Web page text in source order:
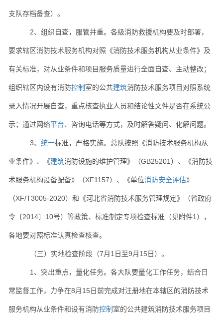
支队存档备查）。
2、组织自查，服管并重。各级消防救援机构要及时部署，
要求辖区消防技术服务机构对照《消防技术服务机构从业条件》及
有关标准，对从业条件和项目服务质量进行全面自查、主动整改；
组织辖区内设有消防控制 室的公共建筑消防技术服务项目对照系统
录入情况开展自查，重点核查执业人员和结论性文件是否在系统公
示；通过网络平台、咨询电话等方式，及时解答疑问、化解问题。
3、 统一标准，严格实施。总队按照《消防技术服务机构从
业条件》、《建筑消防设施的维护管理》（GB25201）、《消防技
术服务机构设备配备》（XF1157）、《单位消防安全评估》
（XF/T3005-2020）和《河北省消防技术服务管理规定》（省政府
令〔2014〕10号）等政策、标准制定专项检查标准（见附件1），
各地要对照标准认真检查核查。
（三）实地检查阶段（7月1日至9月15日）。
1、突出重点，量化任务。各大队要量化工作任务，结合日
常监督工作，力争在8月15日前完成对注册地在本辖区的消防技术
服务机构从业条件和设有消防控制 室的公共建筑消防技术服务项目